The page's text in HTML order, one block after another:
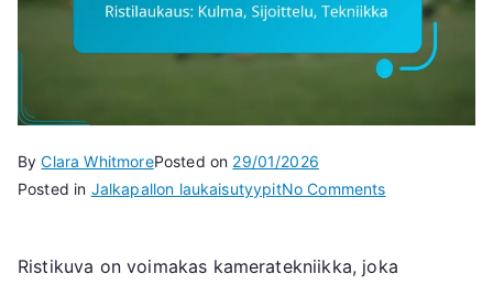
ByClara WhitmorePosted on 29/01/2026
Posted in Jalkapallon laukaisutyypitNo Commentson
Sijoittelu,
Ristikuva on voimakas kameratekniikka, joka